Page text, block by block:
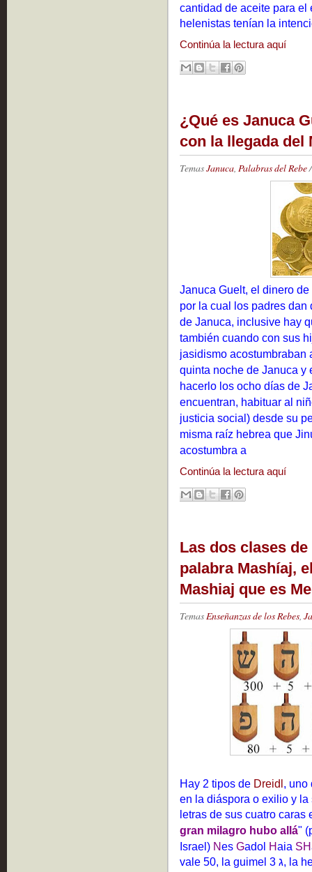
cantidad de aceite para
helenistas tenían la
Continúa la lectura aquí
¿Qué es Januca
con la llegada del
TemasJanuca Palabras del Rebe/
Januca Guelt, el dinero
por la cual los padres
de Januca, inclusive hay
también cuando con sus
jasidismo acostumbraban
quinta noche de Januca y
hacerlo los ocho días de
encuentran, habituar al
justicia social) desde su
misma raíz hebrea que
acostumbra a
Continúa la lectura aquí
Las dos clases
palabra Mashíaj,
Mashiaj que es
TemasEnseñanzas de los Rebes,
Hay 2 tipos de Dreidl, uno
en la diáspora o exilio y
letras de sus cuatro caras
gran milagro hubo allá"
Israel) Nes Gadol Haia SH
vale 50, la guimel ג 3, la hei ה 5 y 300 la letra shin ש . El valor